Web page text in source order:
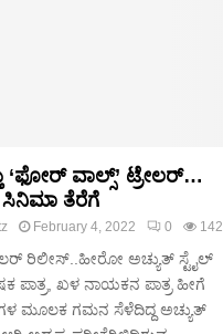
‘ಫೋರ್ ವಾಲ್ಸ್’ ಟ್ರೇಲರ್…
ಸಿನಿಮಾ ತೆರೆಗೆ
February 4, 2022 0 142
ರಿಲೀಸ್..ಹೀರೋ ಅಚ್ಯುತ್ ಸ್ಟೈಲ್
ಖಳ ನಾಯಕನ ಪಾತ್ರ ಹೀಗೆ
ಮೂಲಕ ಗಮನ ಸೆಳೆದಿದ್ದ ಅಚ್ಯುತ್